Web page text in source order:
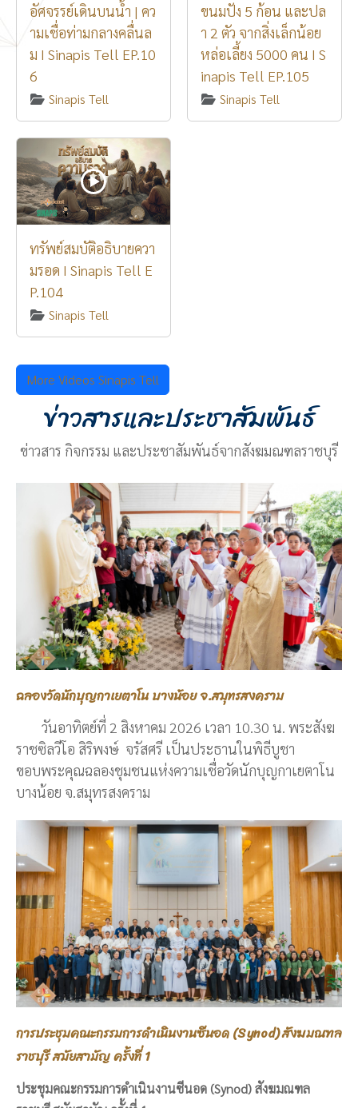
อัศจรรย์เดินบนน้ำ | คว
ามเชื่อท่ามกลางคลื่นล
ม I Sinapis Tell EP.10
6
Sinapis Tell
ขนมปัง 5 ก้อน และปล
า 2 ตัว จากสิ่งเล็กน้อย
หล่อเลี้ยง 5000 คน I S
inapis Tell EP.105
Sinapis Tell
ทรัพย์สมบัติอธิบายควา
มรอด I Sinapis Tell E
P.104
Sinapis Tell
More Videos Sinapis Tell
ข่าวสารและประชาสัมพันธ์
ข่าวสาร กิจกรรม และประชาสัมพันธ์จากสังฆมณฑลราชบุรี
ฉลองวัดนักบุญกาเยตาโน บางน้อย จ.สมุทรสงคราม
วันอาทิตย์ที่ 2 สิงหาคม 2026 เวลา 10.30 น. พระสังฆ
ราชซิลวีโอ สิริพงษ์ จรัสศรี เป็นประธานในพิธีบูชา
ขอบพระคุณฉลองชุมชนแห่งความเชื่อวัดนักบุญกาเยตาโน
บางน้อย จ.สมุทรสงคราม
การประชุมคณะกรรมการดำเนินงานซีนอด (Synod) สังฆมณฑล
ราชบุรี สมัยสามัญ ครั้งที่ 1
ประชุมคณะกรรมการดำเนินงานซีนอด (Synod) สังฆมณฑล